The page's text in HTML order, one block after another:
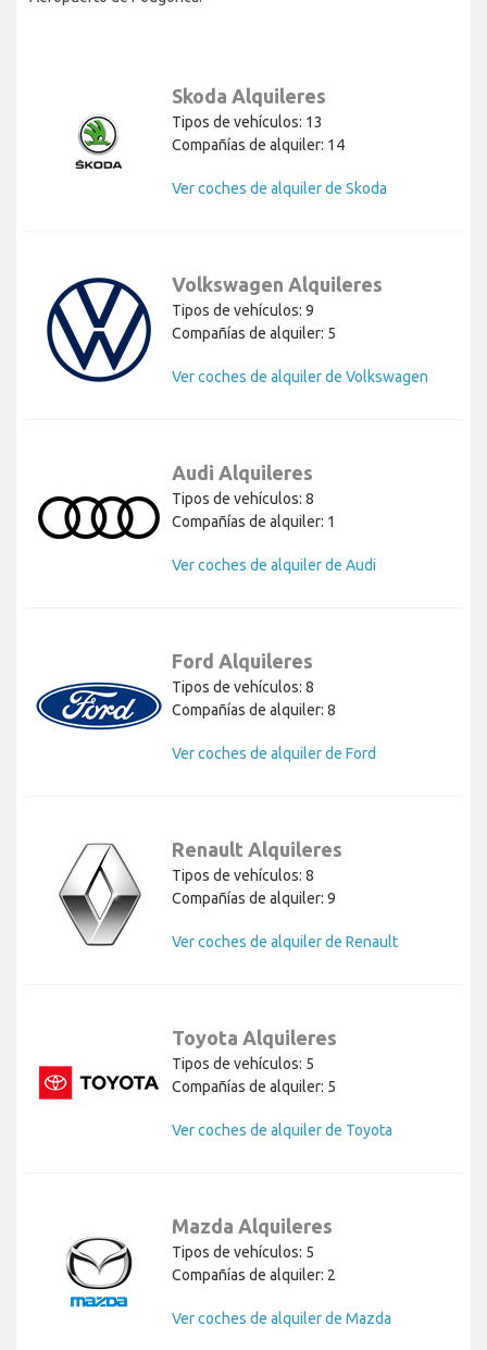
Skoda Alquileres
Tipos de vehículos: 13
Compañías de alquiler: 14
Ver coches de alquiler de Skoda
Volkswagen Alquileres
Tipos de vehículos: 9
Compañías de alquiler: 5
Ver coches de alquiler de Volkswagen
Audi Alquileres
Tipos de vehículos: 8
Compañías de alquiler: 1
Ver coches de alquiler de Audi
Ford Alquileres
Tipos de vehículos: 8
Compañías de alquiler: 8
Ver coches de alquiler de Ford
Renault Alquileres
Tipos de vehículos: 8
Compañías de alquiler: 9
Ver coches de alquiler de Renault
Toyota Alquileres
Tipos de vehículos: 5
Compañías de alquiler: 5
Ver coches de alquiler de Toyota
Mazda Alquileres
Tipos de vehículos: 5
Compañías de alquiler: 2
Ver coches de alquiler de Mazda